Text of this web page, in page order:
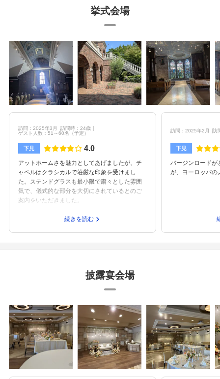
挙式会場
訪問：2025年3月
訪問時：24歳
ゲスト人数：51～60名 （予定）
下見 4.0
アットホームさを魅力としてあげましたが、チ
ャペルはクラシカルで荘厳な印象を受けまし
た。ステンドグラスも最小限で粛々とした雰囲
気で、儀式的な部分を大切にされているとのご
案内をいただきました。
続きを読む
訪問：2025年2月 訪
下見
バージンロードが
が、ヨーロッパの
披露宴会場